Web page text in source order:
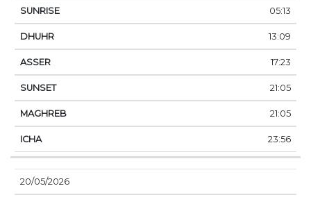
05:13
13:09
17:23
21:05
21:05
23:56
20/05/2026